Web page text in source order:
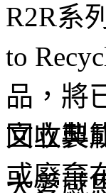
文立典
大愛感